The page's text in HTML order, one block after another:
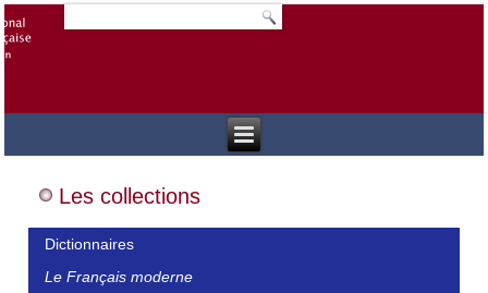
Les collections
Dictionnaires
Le Français moderne